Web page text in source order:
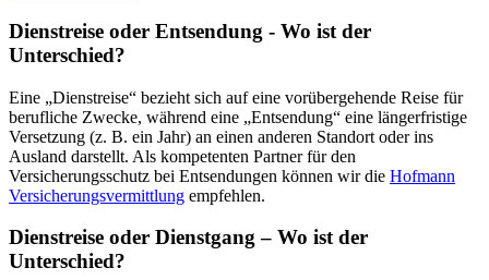
Dienstreise oder Entsendung - Wo ist der
Unterschied?
Eine „Dienstreise“ bezieht sich auf eine vorübergehende Reise für
berufliche Zwecke, während eine „Entsendung“ eine längerfristige
Versetzung (z. B. ein Jahr) an einen anderen Standort oder ins
Ausland darstellt. Als kompetenten Partner für den
Versicherungsschutz bei Entsendungen können wir die Hofmann
Versicherungsvermittlung empfehlen.
Dienstreise oder Dienstgang – Wo ist der
Unterschied?